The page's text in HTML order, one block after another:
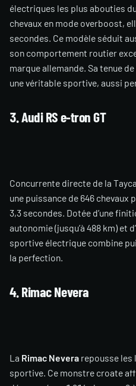
électriques les plus abouties
chevaux en mode overboost,
secondes. Ce modèle séduit
son comportement routier
marque allemande. Sa tenue
une véritable sportive, aussi
3. Audi RS e-tron GT
Concurrente directe de la
une puissance de 646 chevaux
3,3 secondes. Dotée d’une
autonomie (jusqu’à 488 km) et
sportive électrique combine
la perfection.
4. Rimac Nevera
La Rimac Neverarepousse les
sportive. Ce monstre croate